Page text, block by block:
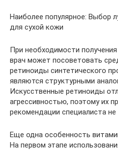
Наиболее популярное: Выбор
для сухой кожи
При необходимости
врач может посоветовать
ретиноиды синтетического
являются структурными
Искусственные ретиноиды
агрессивностью, поэтому их
рекомендации специалиста не
Еще одна особенность
На первом этапе